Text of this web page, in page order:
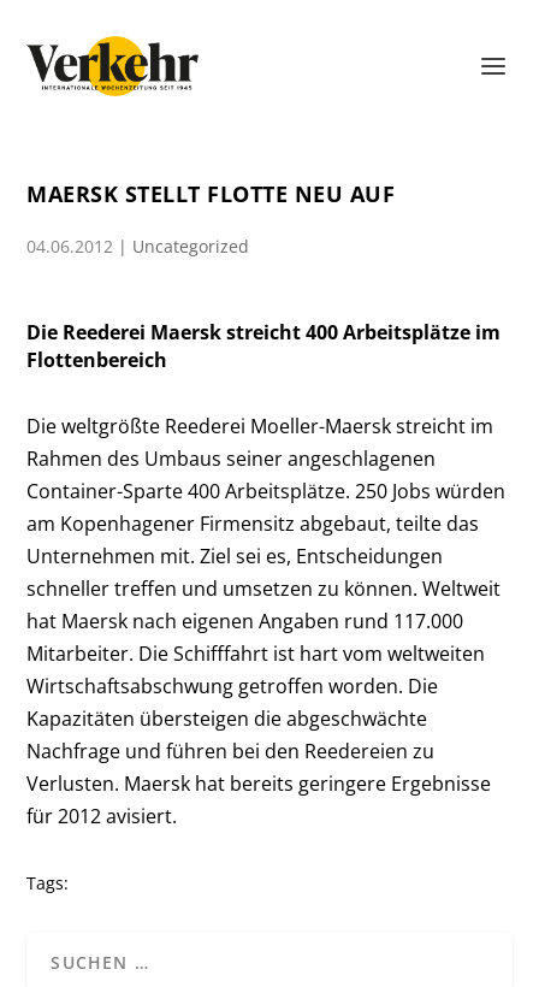
MAERSK STELLT FLOTTE NEU AUF
04.06.2012 | Uncategorized
Die Reederei Maersk streicht 400 Arbeitsplätze im
Flottenbereich
Die weltgrößte Reederei Moeller-Maersk streicht im
Rahmen des Umbaus seiner angeschlagenen
Container-Sparte 400 Arbeitsplätze. 250 Jobs würden
am Kopenhagener Firmensitz abgebaut, teilte das
Unternehmen mit. Ziel sei es, Entscheidungen
schneller treffen und umsetzen zu können. Weltweit
hat Maersk nach eigenen Angaben rund 117.000
Mitarbeiter. Die Schifffahrt ist hart vom weltweiten
Wirtschaftsabschwung getroffen worden. Die
Kapazitäten übersteigen die abgeschwächte
Nachfrage und führen bei den Reedereien zu
Verlusten. Maersk hat bereits geringere Ergebnisse
für 2012 avisiert.
Tags: